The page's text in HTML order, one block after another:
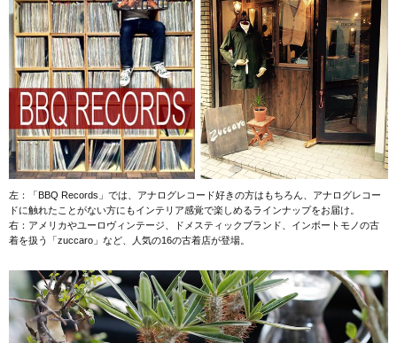
左：「BBQ Records」では、アナログレコード好きの方はもちろん、アナログレコー
ドに触れたことがない方にもインテリア感覚で楽しめるラインナップをお届け。
右：アメリカやユーロヴィンテージ、ドメスティックブランド、インボートモノの古
着を扱う「zuccaro」など、人気の16の古着店が登場。